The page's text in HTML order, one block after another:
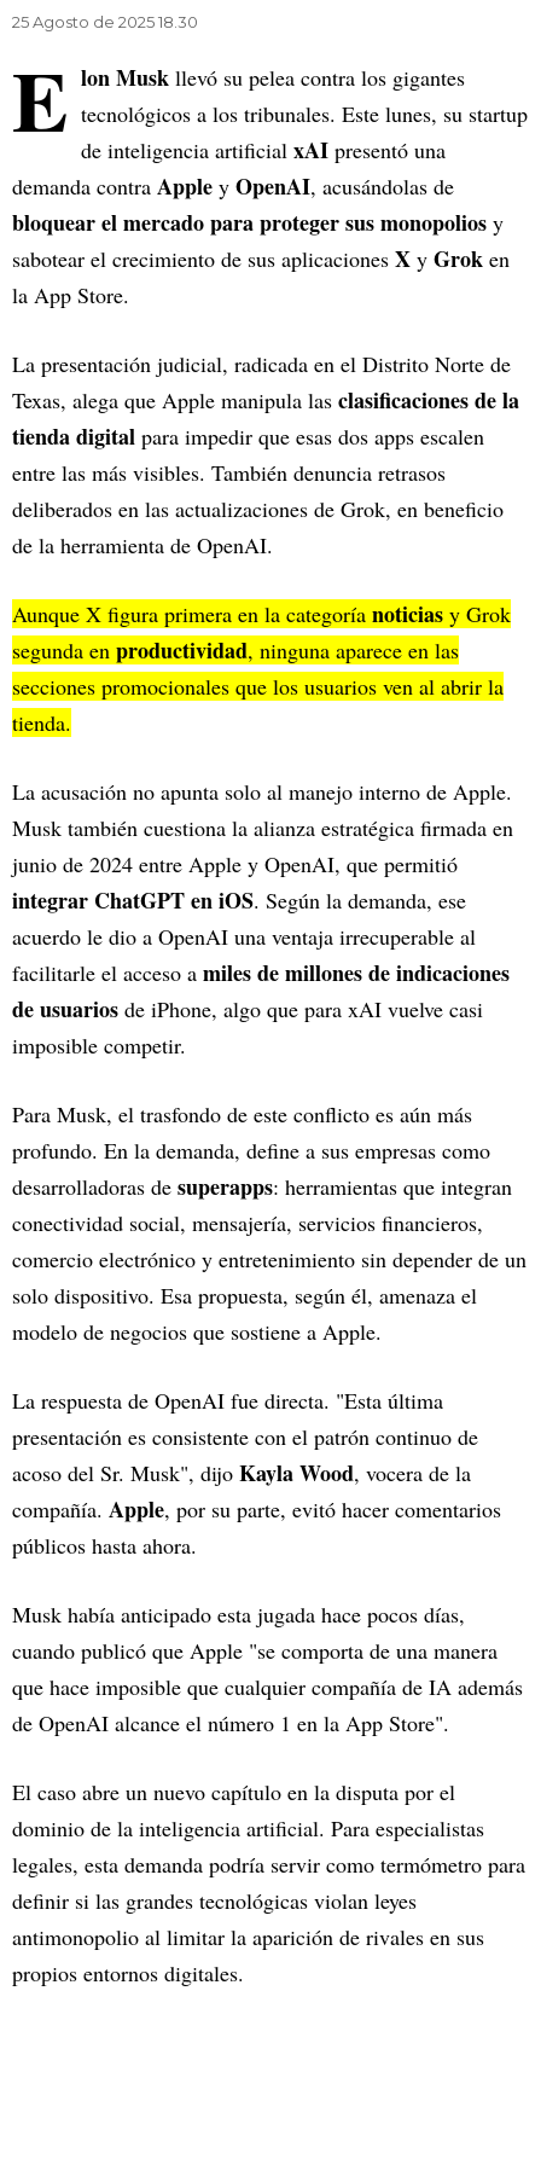
25 Agosto de 2025 18.30
E lon Musk llevó su pelea contra los gigantes
tecnológicos a los tribunales. Este lunes, su startup
de inteligencia artificial xAI presentó una
demanda contra Apple y OpenAI, acusándolas de
bloquear el mercado para proteger sus monopolios y
sabotear el crecimiento de sus aplicaciones X y Grok en
la App Store.
La presentación judicial, radicada en el Distrito Norte de
Texas, alega que Apple manipula las clasificaciones de la
tienda digital para impedir que esas dos apps escalen
entre las más visibles. También denuncia retrasos
deliberados en las actualizaciones de Grok, en beneficio
de la herramienta de OpenAI.
Aunque X figura primera en la categoría noticias y Grok
segunda en productividad, ninguna aparece en las
secciones promocionales que los usuarios ven al abrir la
tienda.
La acusación no apunta solo al manejo interno de Apple.
Musk también cuestiona la alianza estratégica firmada en
junio de 2024 entre Apple y OpenAI, que permitió
integrar ChatGPT en iOS. Según la demanda, ese
acuerdo le dio a OpenAI una ventaja irrecuperable al
facilitarle el acceso a miles de millones de indicaciones
de usuarios de iPhone, algo que para xAI vuelve casi
imposible competir.
Para Musk, el trasfondo de este conflicto es aún más
profundo. En la demanda, define a sus empresas como
desarrolladoras de superapps: herramientas que integran
conectividad social, mensajería, servicios financieros,
comercio electrónico y entretenimiento sin depender de un
solo dispositivo. Esa propuesta, según él, amenaza el
modelo de negocios que sostiene a Apple.
La respuesta de OpenAI fue directa. "Esta última
presentación es consistente con el patrón continuo de
acoso del Sr. Musk", dijo Kayla Wood, vocera de la
compañía. Apple, por su parte, evitó hacer comentarios
públicos hasta ahora.
Musk había anticipado esta jugada hace pocos días,
cuando publicó que Apple "se comporta de una manera
que hace imposible que cualquier compañía de IA además
de OpenAI alcance el número 1 en la App Store".
El caso abre un nuevo capítulo en la disputa por el
dominio de la inteligencia artificial. Para especialistas
legales, esta demanda podría servir como termómetro para
definir si las grandes tecnológicas violan leyes
antimonopolio al limitar la aparición de rivales en sus
propios entornos digitales.